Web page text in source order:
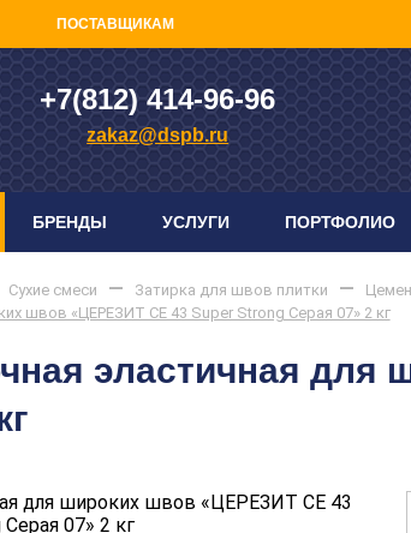
ПОСТАВЩИКАМ
+7(812) 414-96-96
zakaz@dspb.ru
БРЕНДЫ УСЛУГИ ПОРТФОЛИО
Сухие смеси Затирка для швов плитки
швов «ЦЕРЕЗИТ CE 43 Super Strong Серая 07» 2 кг
эластичная